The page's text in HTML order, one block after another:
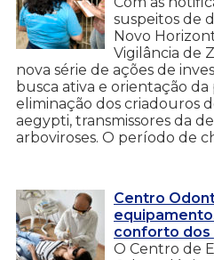
suspeitos de
Novo
Vigilância de
nova série de ações de
busca ativa e orientação
eliminação dos criadouros
aegypti, transmissores da
arboviroses. O período de
Centro
conforto dos
O Centro de